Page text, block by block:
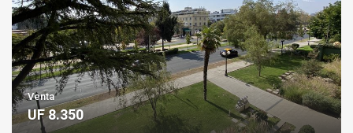
Venta
UF 8.350